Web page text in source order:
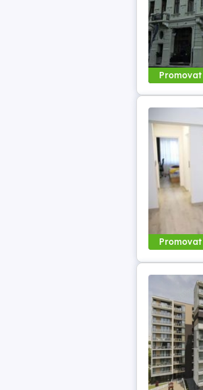
Promovat
Promovat